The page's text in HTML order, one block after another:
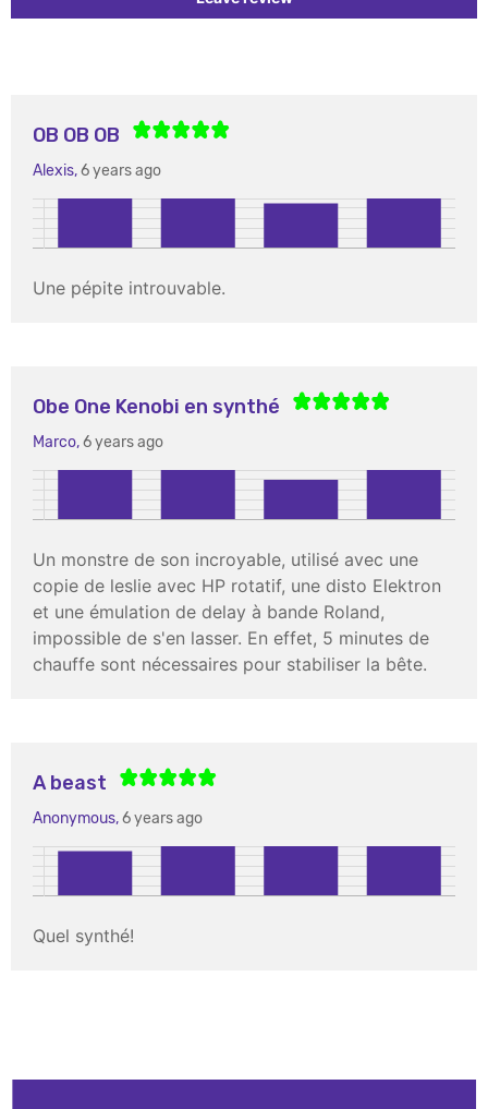
OB OB OB
Alexis,6 years ago
Une pépite introuvable.
Obe One Kenobi en synthé
Marco,6 years ago
Un monstre de son incroyable, utilisé avec une
copie de leslie avec HP rotatif, une disto Elektron
et une émulation de delay à bande Roland,
impossible de s'en lasser. En effet, 5 minutes de
chauffe sont nécessaires pour stabiliser la bête.
A beast
Anonymous,6 years ago
Quel synthé!